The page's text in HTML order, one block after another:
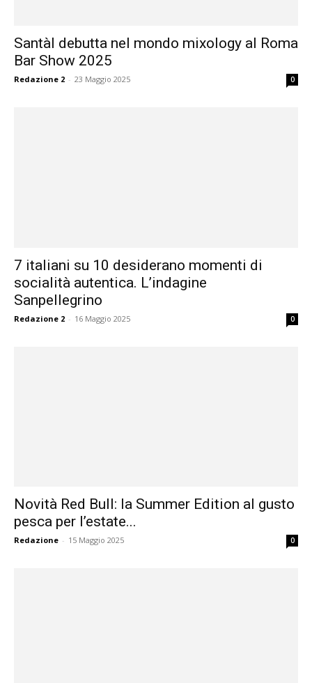
Santàl debutta nel mondo mixology al Roma
Bar Show 2025
Redazione 2 - 23 Maggio 2025 0
7 italiani su 10 desiderano momenti di
socialità autentica. L’indagine
Sanpellegrino
Redazione 2 - 16 Maggio 2025 0
Novità Red Bull: la Summer Edition al gusto
pesca per l’estate...
Redazione - 15 Maggio 2025 0